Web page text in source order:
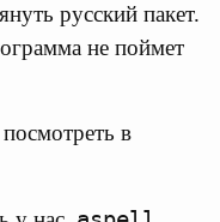
русский пакет.
не поймет
в